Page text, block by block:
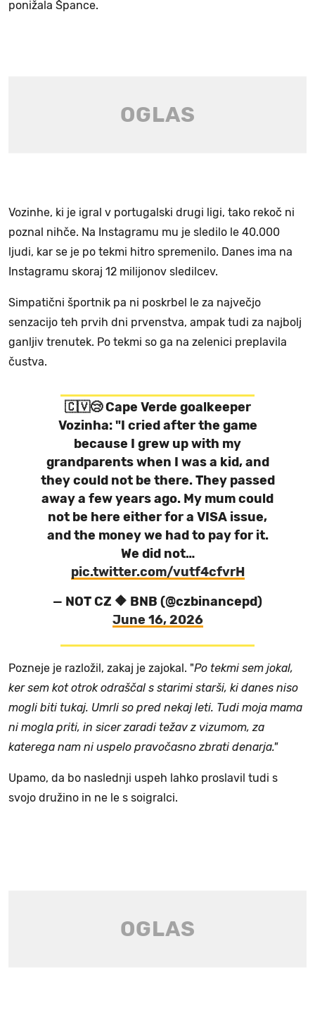
ponižala Špance.
Vozinhe, ki je igral v portugalski drugi ligi, tako rekoč ni
poznal nihče. Na Instagramu mu je sledilo le 40.000
ljudi, kar se je po tekmi hitro spremenilo. Danes ima na
Instagramu skoraj 12 milijonov sledilcev.
Simpatični športnik pa ni poskrbel le za največjo
senzacijo teh prvih dni prvenstva, ampak tudi za najbolj
ganljiv trenutek. Po tekmi so ga na zelenici preplavila
čustva.
🇨🇻😢 Cape Verde goalkeeper
Vozinha: "I cried after the game
because I grew up with my
grandparents when I was a kid, and
they could not be there. They passed
away a few years ago. My mum could
not be here either for a VISA issue,
and the money we had to pay for it.
We did not…
pic.twitter.com/vutf4cfvrH
— NOT CZ 🔶 BNB (@czbinancepd)
June 16, 2026
Pozneje je razložil, zakaj je zajokal. "Po tekmi sem jokal,
ker sem kot otrok odraščal s starimi starši, ki danes niso
mogli biti tukaj. Umrli so pred nekaj leti. Tudi moja mama
ni mogla priti, in sicer zaradi težav z vizumom, za
katerega nam ni uspelo pravočasno zbrati denarja."
Upamo, da bo naslednji uspeh lahko proslavil tudi s
svojo družino in ne le s soigralci.